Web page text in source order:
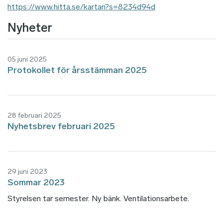
https://www.hitta.se/kartan?s=8234d94d
Nyheter
05 juni 2025
Protokollet för årsstämman 2025
28 februari 2025
Nyhetsbrev februari 2025
29 juni 2023
Sommar 2023
Styrelsen tar semester. Ny bänk. Ventilationsarbete.